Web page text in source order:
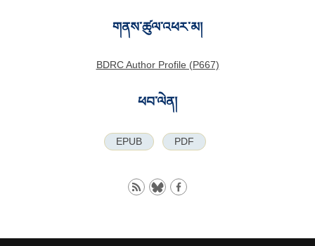
གནས་ཚུལ་འཕར་མ།
BDRC Author Profile (P667)
ཕབ་ལེན།
EPUB PDF